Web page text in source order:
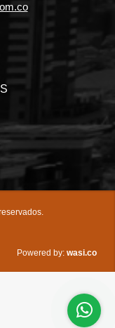
Powered by: wasi.co